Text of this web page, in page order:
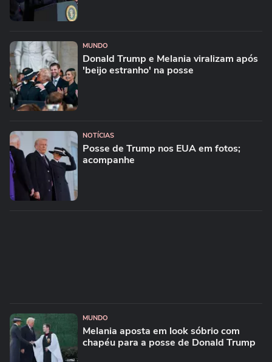
MUNDO
Donald Trump e Melania viralizam após
'beijo estranho' na posse
NOTÍCIAS
Posse de Trump nos EUA em fotos;
acompanhe
MUNDO
Melania aposta em look sóbrio com
chapéu para a posse de Donald Trump